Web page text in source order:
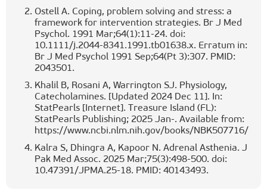
Ostell A. Coping, problem solving and stress: a
framework for intervention strategies. Br J Med
Psychol. 1991 Mar;64(1):11-24. doi:
10.1111/j.2044-8341.1991.tb01638.x. Erratum in:
Br J Med Psychol 1991 Sep;64(Pt 3):307. PMID:
2043501.
Khalil B, Rosani A, Warrington SJ. Physiology,
Catecholamines. [Updated 2024 Dec 11]. In:
StatPearls [Internet]. Treasure Island (FL):
StatPearls Publishing; 2025 Jan-. Available from:
https://www.ncbi.nlm.nih.gov/books/NBK507716/
Kalra S, Dhingra A, Kapoor N. Adrenal Asthenia. J
Pak Med Assoc. 2025 Mar;75(3):498-500. doi:
10.47391/JPMA.25-18. PMID: 40143493.